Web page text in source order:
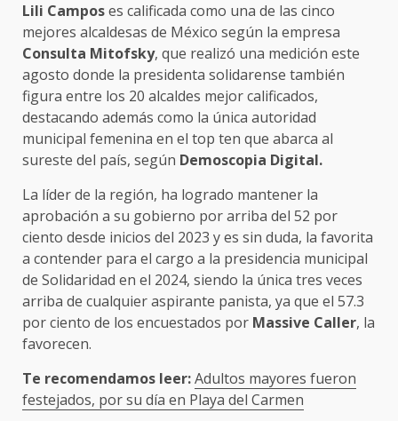
Lili Camposes calificada como una de las cinco
mejores alcaldesas de México según la empresa
Consulta Mitofsky, que realizó una medición este
agosto donde la presidenta solidarense también
figura entre los 20 alcaldes mejor calificados,
destacando además como la única autoridad
municipal femenina en el top ten que abarca al
sureste del país, según Demoscopia Digital.
La líder de la región, ha logrado mantener la
aprobación a su gobierno por arriba del 52 por
ciento desde inicios del 2023 y es sin duda, la favorita
a contender para el cargo a la presidencia municipal
de Solidaridad en el 2024, siendo la única tres veces
arriba de cualquier aspirante panista, ya que el 57.3
por ciento de los encuestados por Massive Caller, la
favorecen.
Te recomendamos leer:Adultos mayores fueron
festejados, por su día en Playa del Carmen